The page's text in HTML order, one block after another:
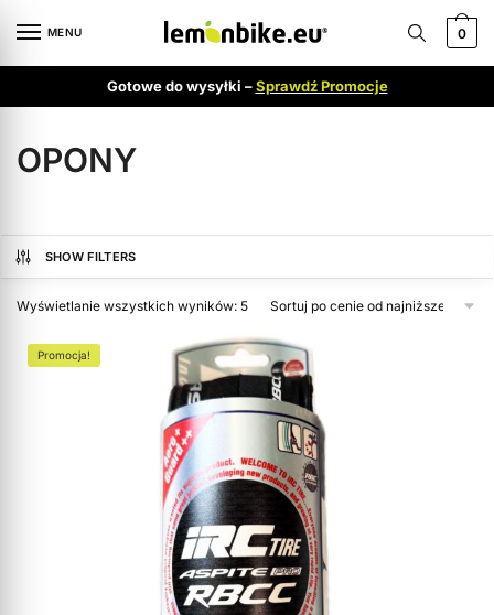
MENU 0
Gotowe do wysyłki –Sprawdź Promocje
OPONY
SHOW FILTERS
Wyświetlanie wszystkich wyników: 5
Promocja!